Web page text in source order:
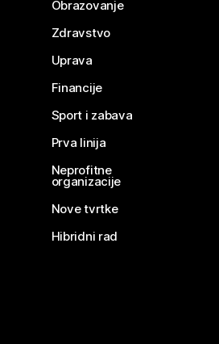
Obrazovanje
Zdravstvo
Uprava
Financije
Sport i zabava
Prva linija
Neprofitne
organizacije
Nove tvrtke
Hibridni rad